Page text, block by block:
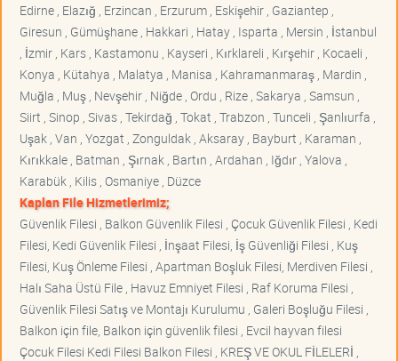
Edirne , Elazığ , Erzincan , Erzurum , Eskişehir , Gaziantep ,
Giresun , Gümüşhane , Hakkari , Hatay , Isparta , Mersin , İstanbul
, İzmir , Kars , Kastamonu , Kayseri , Kırklareli , Kırşehir , Kocaeli ,
Konya , Kütahya , Malatya , Manisa , Kahramanmaraş , Mardin ,
Muğla , Muş , Nevşehir , Niğde , Ordu , Rize , Sakarya , Samsun ,
Siirt , Sinop , Sivas , Tekirdağ , Tokat , Trabzon , Tunceli , Şanlıurfa ,
Uşak , Van , Yozgat , Zonguldak , Aksaray , Bayburt , Karaman ,
Kırıkkale , Batman , Şırnak , Bartın , Ardahan , Iğdır , Yalova ,
Karabük , Kilis , Osmaniye , Düzce
Kaplan File Hizmetlerimiz;
Güvenlik Filesi , Balkon Güvenlik Filesi , Çocuk Güvenlik Filesi , Kedi
Filesi, Kedi Güvenlik Filesi , İnşaat Filesi, İş Güvenliği Filesi , Kuş
Filesi, Kuş Önleme Filesi , Apartman Boşluk Filesi, Merdiven Filesi ,
Halı Saha Üstü File , Havuz Emniyet Filesi , Raf Koruma Filesi ,
Güvenlik Filesi Satış ve Montajı Kurulumu , Galeri Boşluğu Filesi ,
Balkon için file, Balkon için güvenlik filesi , Evcil hayvan filesi
Çocuk Filesi Kedi Filesi Balkon Filesi , KREŞ VE OKUL FİLELERİ ,